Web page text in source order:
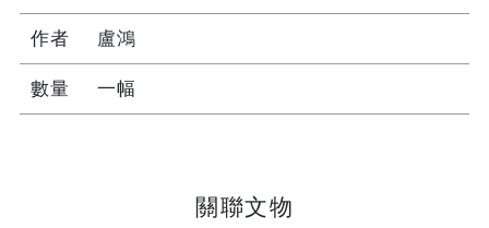
作者 盧鴻
數量 一幅
關聯文物